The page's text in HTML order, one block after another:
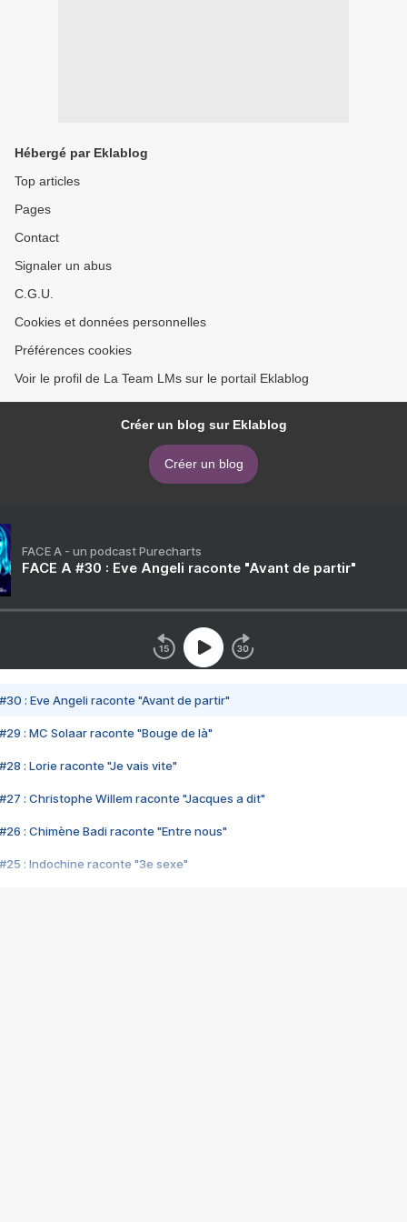
Hébergé par Eklablog
Top articles
Pages
Contact
Signaler un abus
C.G.U.
Cookies et données personnelles
Préférences cookies
Voir le profil de La Team LMs sur le portail Eklablog
Créer un blog sur Eklablog
Créer un blog
FACE A - un podcast Purecharts
FACE A #30 : Eve Angeli raconte "Avant de partir"
#30 : Eve Angeli raconte "Avant de partir"
#29 : MC Solaar raconte "Bouge de là"
#28 : Lorie raconte "Je vais vite"
#27 : Christophe Willem raconte "Jacques a dit"
#26 : Chimène Badi raconte "Entre nous"
#25 : Indochine raconte "3e sexe"